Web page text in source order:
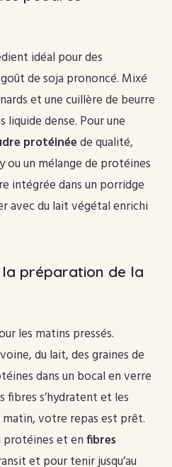
idéal pour des
de soja prononcé. Mixé
et une cuillère de beurre
liquide dense. Pour une
protéinéede qualité,
ou un mélange de protéines
intégrée dans un porridge
avec du lait végétal enrichi
la préparation de la
les matins pressés.
du lait, des graines de
dans un bocal en verre
fibres s’hydratent et les
matin, votre repas est prêt.
protéines et enfibres
et pour tenir jusqu’au